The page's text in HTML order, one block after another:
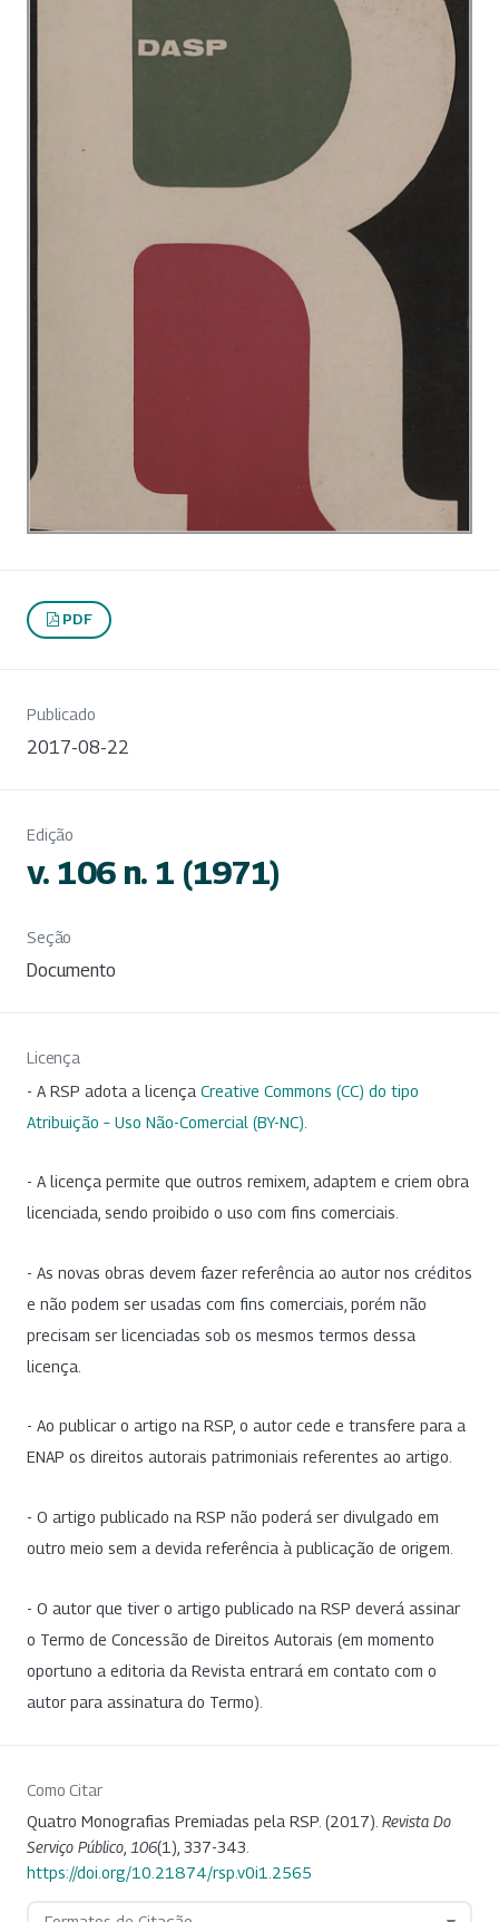
PDF
Publicado
2017-08-22
Edição
v. 106 n. 1 (1971)
Seção
Documento
Licença
- A RSP adota a licença Creative Commons (CC) do tipo
Atribuição – Uso Não-Comercial (BY-NC)
- A licença permite que outros remixem, adaptem e criem obra
licenciada, sendo proibido o uso com fins comerciais.
- As novas obras devem fazer referência ao autor nos créditos
e não podem ser usadas com fins comerciais, porém não
precisam ser licenciadas sob os mesmos termos dessa
licença.
- Ao publicar o artigo na RSP, o autor cede e transfere para a
ENAP os direitos autorais patrimoniais referentes ao artigo.
- O artigo publicado na RSP não poderá ser divulgado em
outro meio sem a devida referência à publicação de origem.
- O autor que tiver o artigo publicado na RSP deverá assinar
o Termo de Concessão de Direitos Autorais (em momento
oportuno a editoria da Revista entrará em contato com o
autor para assinatura do Termo).
Como Citar
Quatro Monografias Premiadas pela RSP. (2017). Revista Do
Serviço Público 106(1), 337-343.
https://doi.org/10.21874/rsp.v0i1.2565